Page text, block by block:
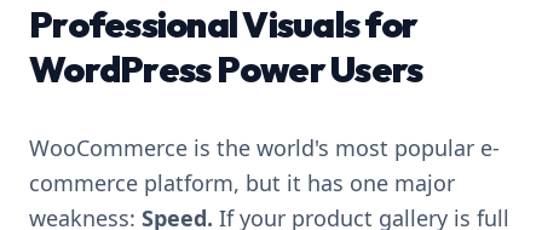
Professional Visuals for
WordPress Power Users
WooCommerce is the world's most popular e-
commerce platform, but it has one major
weakness: Speed. If your product gallery is full